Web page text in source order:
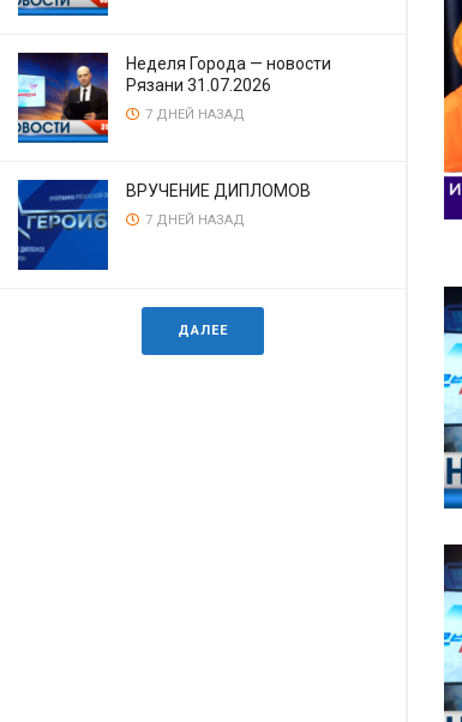
Неделя Города — новости
Рязани 31.07.2026
7 ДНЕЙ НАЗАД
ВРУЧЕНИЕ ДИПЛОМОВ
7 ДНЕЙ НАЗАД
ДАЛЕЕ